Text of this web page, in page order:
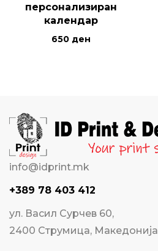
персонализиран
календар
650 ден
info@idprint.mk
+389 78 403 412
ул. Васил Сурчев 60,
2400 Струмица, Македонија